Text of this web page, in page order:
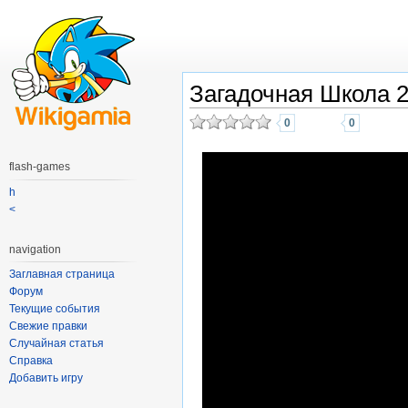
Загадочная Школа 2
0 0
flash-games
h
<
navigation
Заглавная страница
Форум
Текущие события
Свежие правки
Случайная статья
Справка
Добавить игру